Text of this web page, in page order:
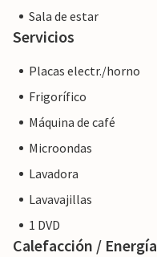
Sala de estar
Servicios
Placas electr./horno
Frigorífico
Máquina de café
Microondas
Lavadora
Lavavajillas
1 DVD
Calefacción / Energía